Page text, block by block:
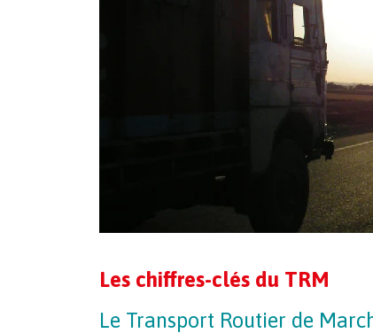
Les chiffres-clés du TRM
Le Transport Routier de